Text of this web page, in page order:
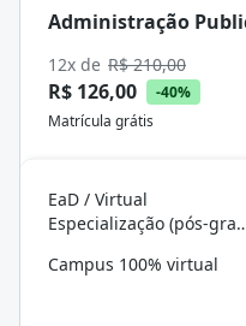
Administração
12x de R$ 210,00
R$ 126,00
-40%
Matrícula grátis
EaD / Virtual
Campus 100% virtual